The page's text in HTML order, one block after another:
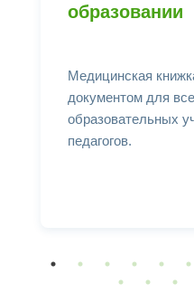
образовании
Медицинская
документом для
образовательных
педагогов.